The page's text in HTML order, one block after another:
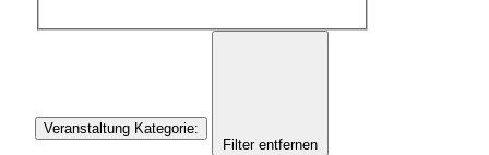
Veranstaltung Kategorie:
Filter entfernen